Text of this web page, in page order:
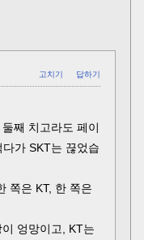
고치기 답하기
째 치고라도 페이
가 SKT는 끊었습
쪽은 KT, 한 쪽은
엉망이고, KT는